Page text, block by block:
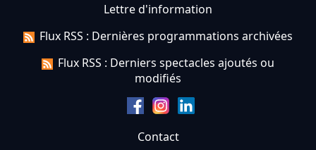
Lettre d'information
Flux RSS : Dernières programmations archivées
Flux RSS : Derniers spectacles ajoutés ou
modifiés
Contact